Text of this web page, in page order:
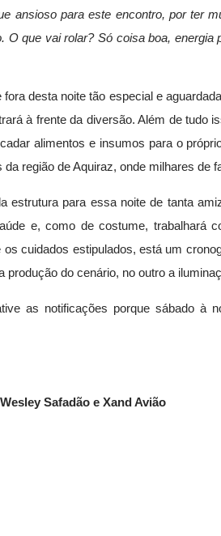
ansioso para este encontro, por ter
O que vai rolar? Só coisa boa,
desta noite tão especial e
à frente da diversão. Além de tudo
alimentos e insumos para o
da região de Aquiraz, onde milhares de
estrutura para essa noite de tanta
e, como de costume, trabalhará
cuidados estipulados, está um
produção do cenário, no outro a
as notificações porque sábado à
Safadão e Xand Avião